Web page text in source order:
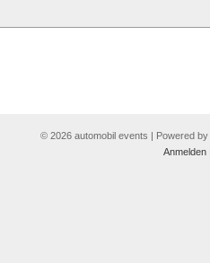
© 2026 automobil events | Powered by
Anmelden|